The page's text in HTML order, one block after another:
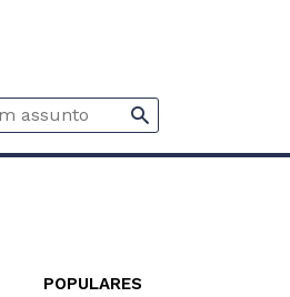
POPULARES